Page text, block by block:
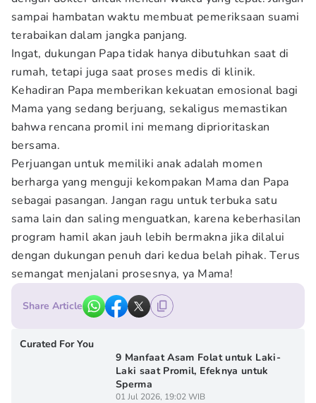
sampai hambatan waktu membuat pemeriksaan suami
terabaikan dalam jangka panjang.
Ingat, dukungan Papa tidak hanya dibutuhkan saat di
rumah, tetapi juga saat proses medis di klinik.
Kehadiran Papa memberikan kekuatan emosional bagi
Mama yang sedang berjuang, sekaligus memastikan
bahwa rencana promil ini memang diprioritaskan
bersama.
Perjuangan untuk memiliki anak adalah momen
berharga yang menguji kekompakan Mama dan Papa
sebagai pasangan. Jangan ragu untuk terbuka satu
sama lain dan saling menguatkan, karena keberhasilan
program hamil akan jauh lebih bermakna jika dilalui
dengan dukungan penuh dari kedua belah pihak. Terus
semangat menjalani prosesnya, ya Mama!
Share Article
Curated For You
9 Manfaat Asam Folat untuk Laki-
Laki saat Promil, Efeknya untuk
Sperma
01 Jul 2026, 19:02 WIB